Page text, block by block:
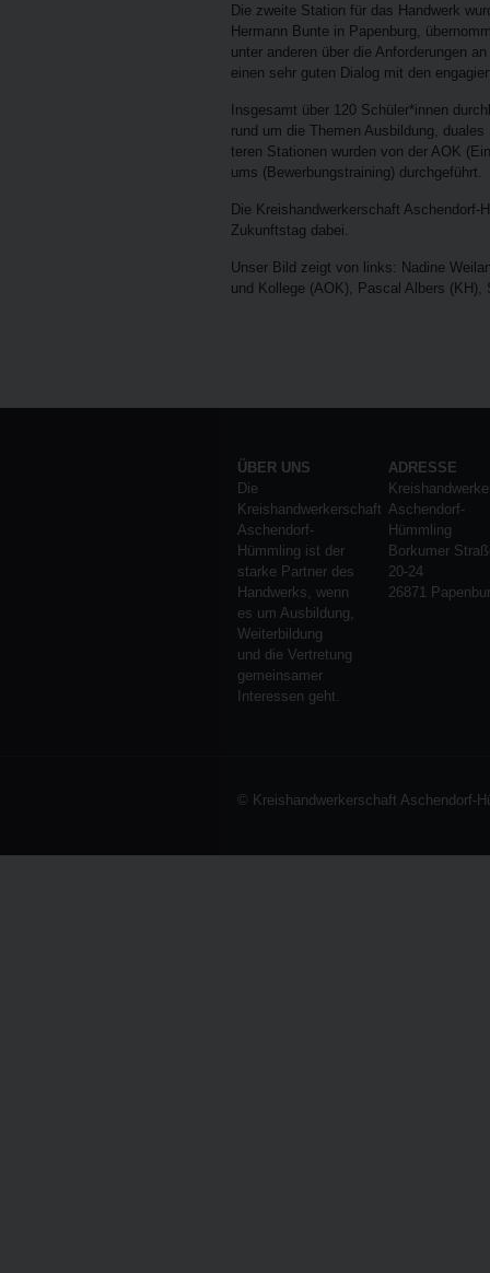
Die zwei­te Sta­ti­on für das Hand­werk
Her­mann Bun­te in Papen­burg,
unter ande­ren über die Anfor­de­run­gen
einen sehr guten Dia­log mit den
Ins­ge­samt über 120 Schüler*innen
rund um die The­men Aus­bil­dung,
te­ren Sta­tio­nen wur­den von der AOK
ums (Bewer­bungs­trai­ning) durchgeführt.
Die Kreis­hand­wer­ker­schaft
Zukunfts­tag dabei.
Unser Bild zeigt von links: Nadi­ne
und Kol­le­ge (AOK), Pas­cal Albers
ÜBER UNS
Die
Kreishandwerkerschaft
Aschendorf-
Hümmling ist der
starke Partner des
Handwerks, wenn
es um Ausbildung,
Weiterbildung
und die Vertretung
gemeinsamer
Interessen geht.
ADRESSE
Aschendorf-
Hümmling
Borkumer
20-24
26871
© Kreishandwerkerschaft Aschendorf-